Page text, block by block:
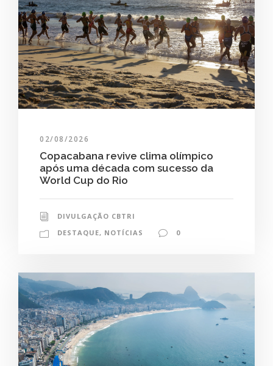
02/08/2026
Copacabana revive clima olímpico
após uma década com sucesso da
World Cup do Rio
DIVULGAÇÃO CBTRI
DESTAQUE, NOTÍCIAS 0